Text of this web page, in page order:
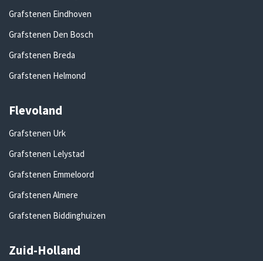
Grafstenen Eindhoven
Grafstenen Den Bosch
Grafstenen Breda
Grafstenen Helmond
Flevoland
Grafstenen Urk
Grafstenen Lelystad
Grafstenen Emmeloord
Grafstenen Almere
Grafstenen Biddinghuizen
Zuid-Holland